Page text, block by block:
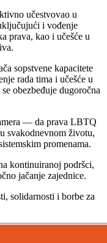
učestvovao u
i vođenje
prava, kao i učešće u
sopstvene kapacitete
rada tima i učešće u
obezbeđuje dugoročna
— da prava LBTQ
svakodnevnom životu,
promenama.
kontinuiranoj podršci,
jačanje zajednice.
solidarnosti i borbe za